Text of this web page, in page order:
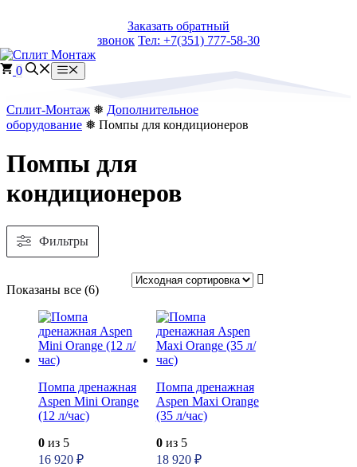
Заказать обратный
звонок Тел: +7(351) 777-58-30
0 Меню
Сплит-Монтаж ❅ Дополнительное
оборудование ❅ Помпы для кондиционеров
Помпы для
кондиционеров
Фильтры
Показаны все (6)Сортировка:
Помпа дренажная
Aspen Mini Orange
(12 л/час)
0 из 5
16 920 ₽
Помпа дренажная
Aspen Maxi Orange
(35 л/час)
0из 5
18 920 ₽